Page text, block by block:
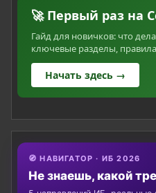
🚀 Первый раз на
Гайд для новичков: что
ключевые разделы, правила
Начать здесь →
🧭 НАВИГАТОР · ИБ 2026
Не знаешь, какой